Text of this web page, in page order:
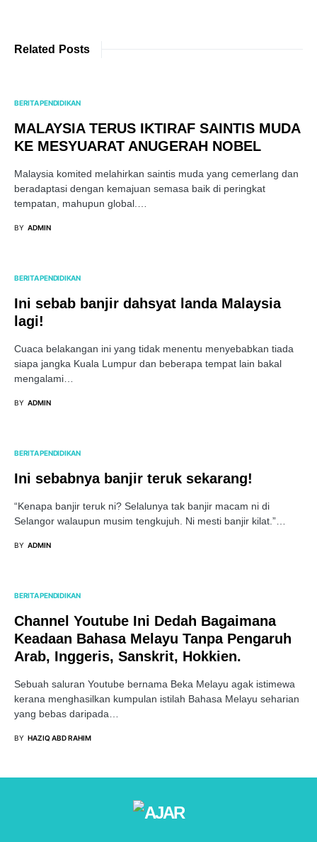
Related Posts
BERITA PENDIDIKAN
MALAYSIA TERUS IKTIRAF SAINTIS MUDA
KE MESYUARAT ANUGERAH NOBEL
Malaysia komited melahirkan saintis muda yang cemerlang dan
beradaptasi dengan kemajuan semasa baik di peringkat
tempatan, mahupun global.…
BY ADMIN
BERITA PENDIDIKAN
Ini sebab banjir dahsyat landa Malaysia
lagi!
Cuaca belakangan ini yang tidak menentu menyebabkan tiada
siapa jangka Kuala Lumpur dan beberapa tempat lain bakal
mengalami…
BY ADMIN
BERITA PENDIDIKAN
Ini sebabnya banjir teruk sekarang!
“Kenapa banjir teruk ni? Selalunya tak banjir macam ni di
Selangor walaupun musim tengkujuh. Ni mesti banjir kilat.”…
BY ADMIN
BERITA PENDIDIKAN
Channel Youtube Ini Dedah Bagaimana
Keadaan Bahasa Melayu Tanpa Pengaruh
Arab, Inggeris, Sanskrit, Hokkien.
Sebuah saluran Youtube bernama Beka Melayu agak istimewa
kerana menghasilkan kumpulan istilah Bahasa Melayu seharian
yang bebas daripada…
BY HAZIQ ABD RAHIM